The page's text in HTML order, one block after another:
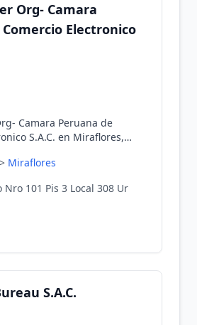
Org- Camara
Electronico
Camara Peruana de
S.A.C. en Miraflores,
> Miraflores
Nro 101 Pis 3 Local 308 Ur
S.A.C.